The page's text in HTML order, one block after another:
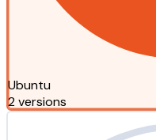
Ubuntu
2 versions